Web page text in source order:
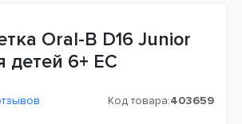
Oral-B D16 Junior
детей 6+ ЕС
Код товара:403659